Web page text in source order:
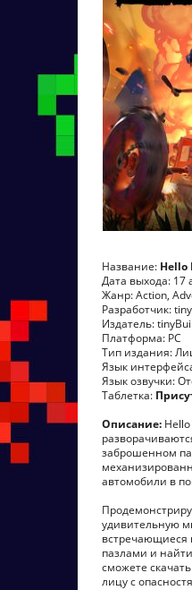
Название: Hello
Дата выхода: 17
Жанр: Action,
Разработчик:
Издатель:
Платформа: PC
Тип издания:
Язык
Язык озвучки:
Таблетка:
Описание:
заброшенном
автомобили в
удивительную
встречающиеся
пазлами и
сможете
лицу с